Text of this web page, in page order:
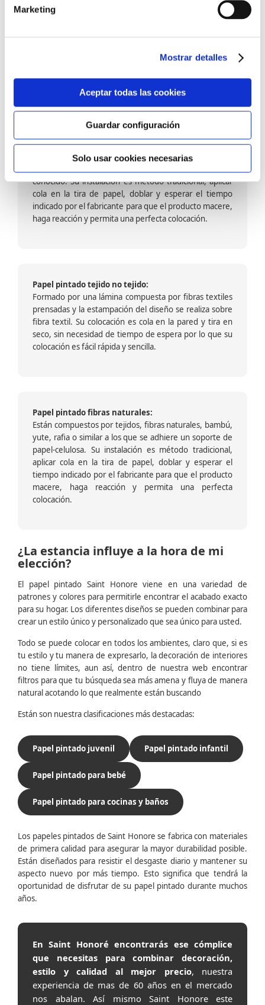
Marketing
Mostrar detalles
Aceptar todas las cookies
Guardar configuración
Solo usar cookies necesarias
barniz multiadherente en base agua. En zonas de
fuegos, se recomienda proteger con placas, silestone,
dado que el frotar en exceso dañaría el papel. Su
colocación es cola en la pared y tira en seco, sin
colocación es fácil rápida y sencilla.
Papel pintado calidad papel:
Formado por una capa de papel sobre un soporte de
conocido. Su instalación es método tradicional, aplicar
cola en la tira de papel, doblar y esperar el tiempo
indicado por el fabricante para que el producto macere,
haga reacción y permita una perfecta colocación.
Papel pintado tejido no tejido:
Formado por una lámina compuesta por fibras textiles
prensadas y la estampación del diseño se realiza sobre
fibra textil. Su colocación es cola en la pared y tira en
seco, sin necesidad de tiempo de espera por lo que su
colocación es fácil rápida y sencilla.
Papel pintado fibras naturales:
Están compuestos por tejidos, fibras naturales, bambú,
yute, rafia o similar a los que se adhiere un soporte de
papel-celulosa. Su instalación es método tradicional,
aplicar cola en la tira de papel, doblar y esperar el
tiempo indicado por el fabricante para que el producto
macere, haga reacción y permita una perfecta
colocación.
¿La estancia influye a la hora de mi
elección?
El papel pintado Saint Honore viene en una variedad de
patrones y colores para permitirle encontrar el acabado exacto
para su hogar. Los diferentes diseños se pueden combinar para
crear un estilo único y personalizado que sea único para usted.
Todo se puede colocar en todos los ambientes, claro que, si es
tu estilo y tu manera de expresarlo, la decoración de interiores
no tiene límites, aun así, dentro de nuestra web encontrar
filtros para que tu búsqueda sea más amena y fluya de manera
natural acotando lo que realmente están buscando
Están son nuestra clasificaciones más destacadas:
Papel pintado juvenil Papel pintado infantil
Papel pintado para bebé
Papel pintado para cocinas y baños
Los papeles pintados de Saint Honore se fabrica con materiales
de primera calidad para asegurar la mayor durabilidad posible.
Están diseñados para resistir el desgaste diario y mantener su
aspecto nuevo por más tiempo. Esto significa que tendrá la
oportunidad de disfrutar de su papel pintado durante muchos
años.
En Saint Honoré encontrarás ese cómplice
que necesitas para combinar decoración,
estilo y calidad al mejor precio, nuestra
experiencia de mas de 60 años en el mercado
nos abalan. Así mismo Saint Honore este